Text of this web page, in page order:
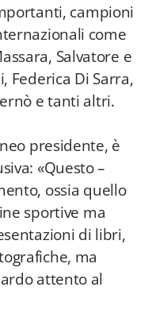
campioni
come
Salvatore e
Federica Di Sarra,
e tanti altri.
presidente, è
«Questo –
ossia quello
sportive ma
di libri,
ma
attento al